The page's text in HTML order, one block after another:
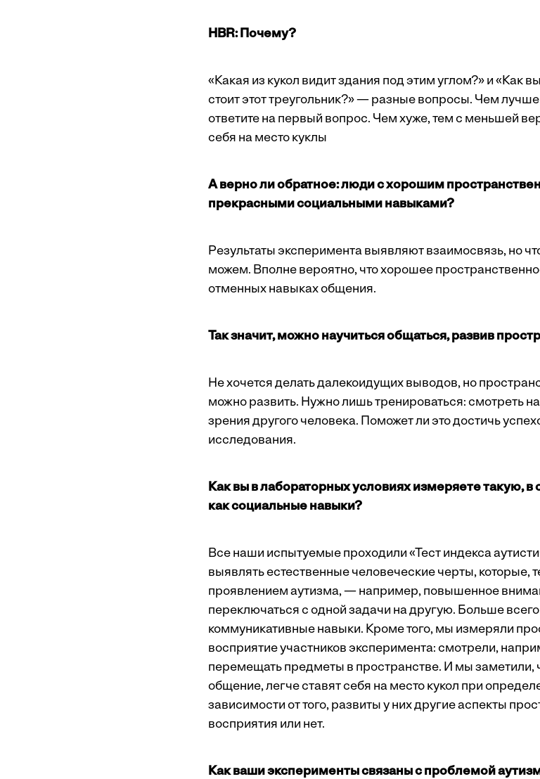
HBR: Почему?
«Какая из кукол видит здания под этим углом?» и «Как
стоит этот треугольник?» — разные вопросы. Чем
ответите на первый вопрос. Чем хуже, тем с меньшей
себя на место куклы
А верно ли обратное: люди с хорошим
прекрасными социальными навыками?
Результаты эксперимента выявляют взаимосвязь, но
можем. Вполне вероятно, что хорошее
отменных навыках общения.
Так значит, можно научиться общаться, развив
Не хочется делать далекоидущих выводов, но
можно развить. Нужно лишь тренироваться: смотреть
зрения другого человека. Поможет ли это достичь
исследования.
Как вы в лабораторных усло­виях измеряете такую,
как социальные навыки?
Все наши испытуемые ­проходили «Тест индекса
выявлять естественные человеческие черты, которые,
проявлением аутизма, — например, повышенное
переключаться с одной задачи на другую. Больше
коммуникативные навыки. Кроме того, мы измеряли
восприятие участников эксперимента: смотрели,
перемещать предметы в простран­стве. И мы заметили,
общение, легче ставят себя на место кукол при
зависимости от того, развиты у них другие аспекты
восприятия или нет.
Как ваши эксперименты связаны с проблемой